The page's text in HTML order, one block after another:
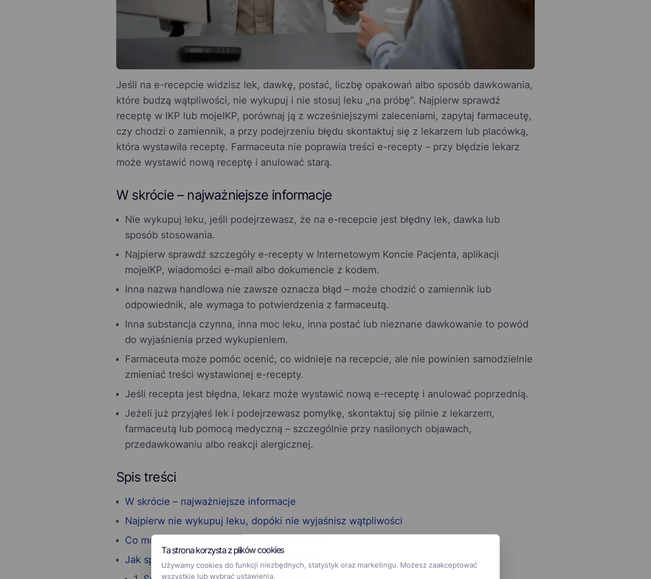
Jeśli na e-recepcie widzisz lek, dawkę, postać, liczbę opakowań albo sposób dawkowania,
które budzą wątpliwości, nie wykupuj i nie stosuj leku „na próbę”. Najpierw sprawdź
receptę w IKP lub mojeIKP, porównaj ją z wcześniejszymi zaleceniami, zapytaj farmaceutę,
czy chodzi o zamiennik, a przy podejrzeniu błędu skontaktuj się z lekarzem lub placówką,
która wystawiła receptę. Farmaceuta nie poprawia treści e-recepty – przy błędzie lekarz
może wystawić nową receptę i anulować starą.
W skrócie – najważniejsze informacje
Nie wykupuj leku, jeśli podejrzewasz, że na e-recepcie jest błędny lek, dawka lub
sposób stosowania.
Najpierw sprawdź szczegóły e-recepty w Internetowym Koncie Pacjenta, aplikacji
mojeIKP, wiadomości e-mail albo dokumencie z kodem.
Inna nazwa handlowa nie zawsze oznacza błąd – może chodzić o zamiennik lub
odpowiednik, ale wymaga to potwierdzenia z farmaceutą.
Inna substancja czynna, inna moc leku, inna postać lub nieznane dawkowanie to powód
do wyjaśnienia przed wykupieniem.
Farmaceuta może pomóc ocenić, co widnieje na recepcie, ale nie powinien samodzielnie
zmieniać treści wystawionej e-recepty.
Jeśli recepta jest błędna, lekarz może wystawić nową e-receptę i anulować poprzednią.
Jeżeli już przyjąłeś lek i podejrzewasz pomyłkę, skontaktuj się pilnie z lekarzem,
farmaceutą lub pomocą medyczną – szczególnie przy nasilonych objawach,
przedawkowaniu albo reakcji alergicznej.
Spis treści
W skrócie – najważniejsze informacje
Najpierw nie wykupuj leku, dopóki nie wyjaśnisz wątpliwości
Co może wyglądać jak błąd na e-recepcie?
Jak sprawdzić e-receptę przed realizacją?
Ta strona korzysta z plików cookies
Używamy cookies do funkcji niezbędnych, statystyk oraz marketingu. Możesz zaakceptować
wszystkie lub wybrać ustawienia.